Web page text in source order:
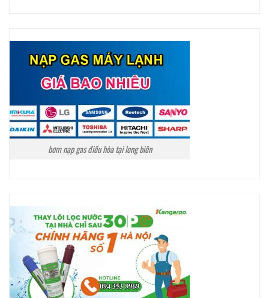
bơm nạp gas điều hòa tại long biên